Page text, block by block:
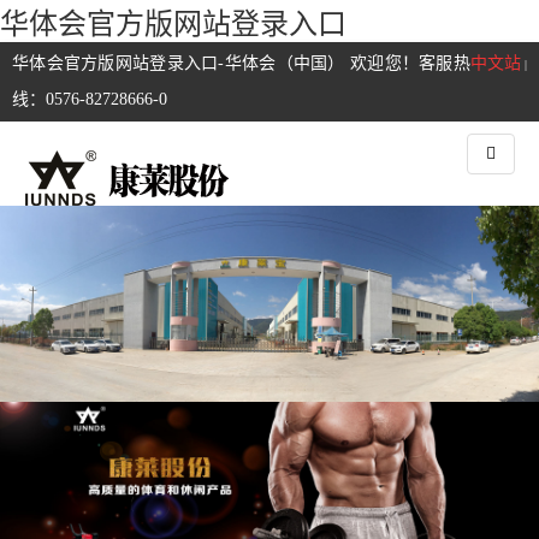
华体会官方版网站登录入口
中文站 |
华体会官方版网站登录入口-华体会（中国） 欢迎您！客服热
线：0576-82728666-0